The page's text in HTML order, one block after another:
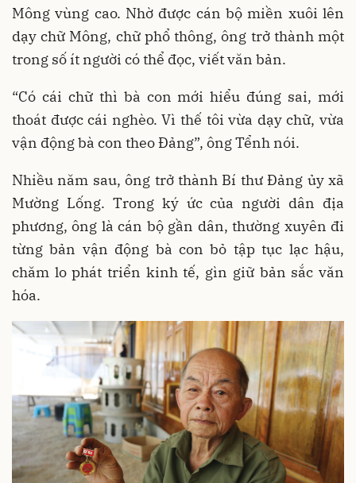
Mông vùng cao. Nhờ được cán bộ miền xuôi lên
dạy chữ Mông, chữ phổ thông, ông trở thành một
trong số ít người có thể đọc, viết văn bản.
“Có cái chữ thì bà con mới hiểu đúng sai, mới
thoát được cái nghèo. Vì thế tôi vừa dạy chữ, vừa
vận động bà con theo Đảng”, ông Tểnh nói.
Nhiều năm sau, ông trở thành Bí thư Đảng ủy xã
Mường Lống. Trong ký ức của người dân địa
phương, ông là cán bộ gần dân, thường xuyên đi
từng bản vận động bà con bỏ tập tục lạc hậu,
chăm lo phát triển kinh tế, gìn giữ bản sắc văn
hóa.